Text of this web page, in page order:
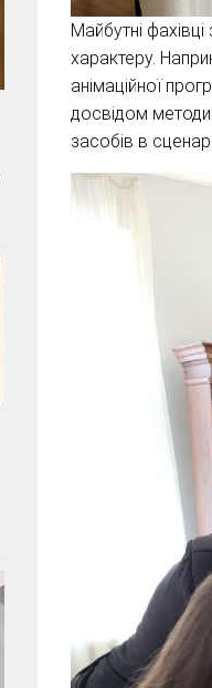
Майбутні
характеру.
анімаційної
досвідом
засобів в